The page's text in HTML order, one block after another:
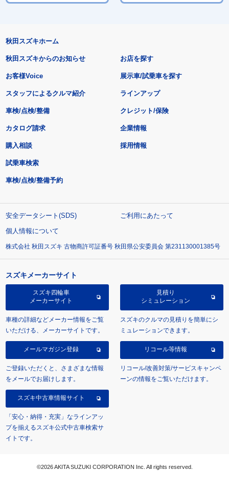
秋田スズキホーム
秋田スズキからのお知らせ
お客様Voice
スタッフによるクルマ紹介
お店を探す
展示車/試乗車を探す
ラインアップ
車検/点検/整備 クレジット/保険
カタログ請求
購入相談
試乗車検索
車検/点検/整備予約
企業情報
採用情報
安全データシート(SDS)
ご利用にあたって
個人情報について
株式会社 秋田スズキ 古物商許可証番号 秋田県公安委員会 第231130001385号
スズキメーカーサイト
スズキ四輪車
メーカーサイト
車種の詳細などメーカー情報をご覧
いただける、メーカーサイトです。
見積り
シミュレーション
スズキのクルマの見積りを簡単にシ
ミュレーションできます。
メールマガジン登録
ご登録いただくと、さまざまな情報
をメールでお届けします。
リコール等情報
リコール/改善対策/サービスキャンペ
ーンの情報をご覧いただけます。
スズキ中古車情報サイト
「安心・納得・充実」なラインアッ
プを揃えるスズキ公式中古車検索サ
イトです。
©2026 AKITA SUZUKI CORPORATION Inc. All rights reserved.